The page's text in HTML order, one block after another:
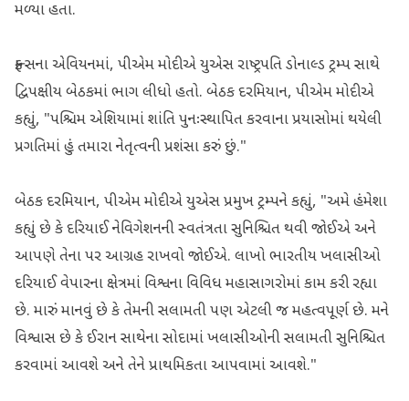
મળ્યા હતા.
ફ્રાન્સના એવિયનમાં, પીએમ મોદીએ યુએસ રાષ્ટ્રપતિ ડોનાલ્ડ ટ્રમ્પ સાથે
દ્વિપક્ષીય બેઠકમાં ભાગ લીધો હતો. બેઠક દરમિયાન, પીએમ મોદીએ
કહ્યું, "પશ્ચિમ એશિયામાં શાંતિ પુનઃસ્થાપિત કરવાના પ્રયાસોમાં થયેલી
પ્રગતિમાં હું તમારા નેતૃત્વની પ્રશંસા કરું છું."
બેઠક દરમિયાન, પીએમ મોદીએ યુએસ પ્રમુખ ટ્રમ્પને કહ્યું, "અમે હંમેશા
કહ્યું છે કે દરિયાઈ નેવિગેશનની સ્વતંત્રતા સુનિશ્ચિત થવી જોઈએ અને
આપણે તેના પર આગ્રહ રાખવો જોઈએ. લાખો ભારતીય ખલાસીઓ
દરિયાઈ વેપારના ક્ષેત્રમાં વિશ્વના વિવિધ મહાસાગરોમાં કામ કરી રહ્યા
છે. મારું માનવું છે કે તેમની સલામતી પણ એટલી જ મહત્વપૂર્ણ છે. મને
વિશ્વાસ છે કે ઈરાન સાથેના સોદામાં ખલાસીઓની સલામતી સુનિશ્ચિત
કરવામાં આવશે અને તેને પ્રાથમિકતા આપવામાં આવશે."